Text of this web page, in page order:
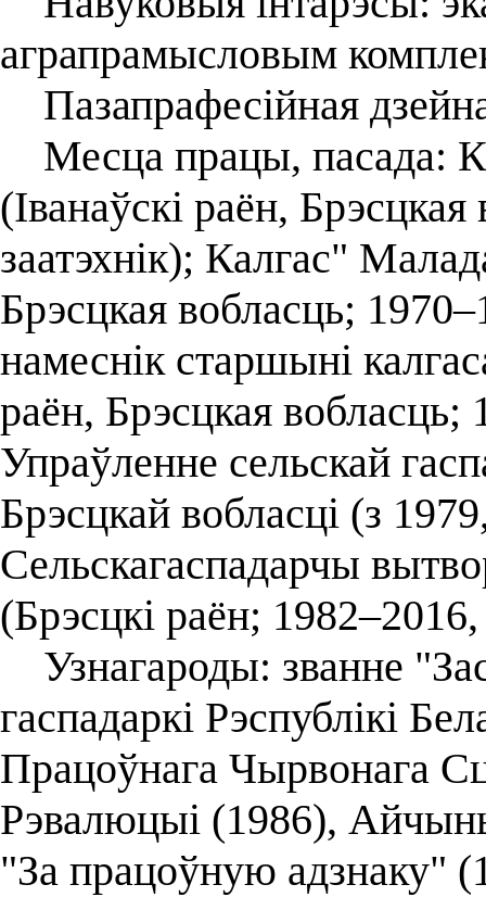
аграпрамысловым
Пазапрафесійная
Месца працы, пасада:
(Іванаўскі раён,
заатэхнік); Калгас"
Брэсцкая вобласць;
намеснік старшыні
раён, Брэсцкая
Упраўленне сельскай
Брэсцкай вобласці (з
Сельскагаспадарчы
(Брэсцкі раён;
Узнагароды: званне
гаспадаркі Рэспублікі
Працоўнага Чырвонага
Рэвалюцыі (1986),
"За працоўную адзнаку"